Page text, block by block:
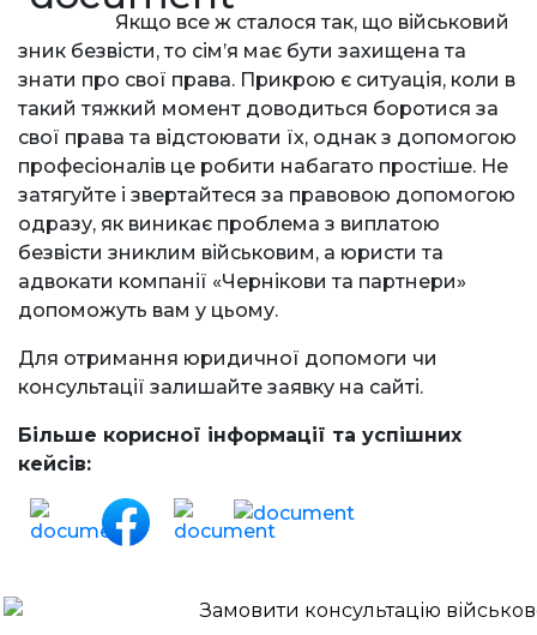
Якщо все ж сталося так, що військовий
зник безвісти, то сім’я має бути захищена та
знати про свої права. Прикрою є ситуація, коли в
такий тяжкий момент доводиться боротися за
свої права та відстоювати їх, однак з допомогою
професіоналів це робити набагато простіше. Не
затягуйте і звертайтеся за правовою допомогою
одразу, як виникає проблема з виплатою
безвісти зниклим військовим, а юристи та
адвокати компанії «Чернікови та партнери»
допоможуть вам у цьому.
Для отримання юридичної допомоги чи
консультації залишайте заявку на сайті.
Більше корисної інформації та успішних
кейсів: